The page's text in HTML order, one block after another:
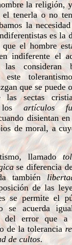
la religión,
el tenerla o no
la
es la
el hombre
indiferente el
consideran
este
que se puede
las sectas
los artículos
disientan
de moral, a
llamado
se diferencia
también
de las
se permite el
se acuerda
del error que
de la tolerancia
de cultos.